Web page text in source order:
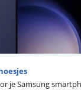
je Samsung